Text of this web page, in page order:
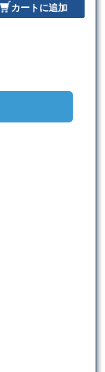
カートに追加